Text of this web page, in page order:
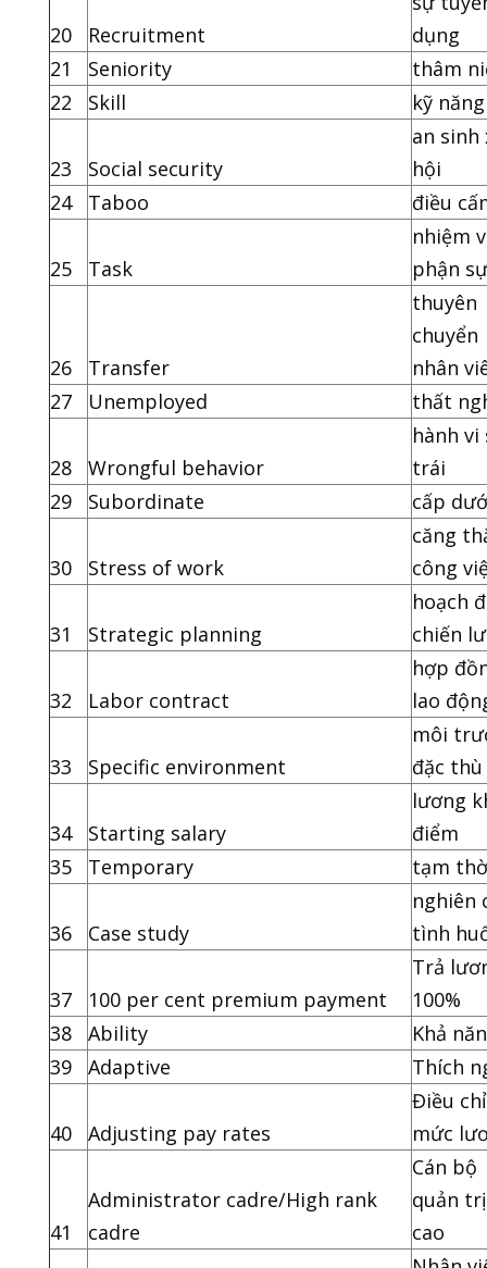
20 Recruitment
dụng
21
Seniority
thâm
22
Skill kỹ năng
23 Social security
an sinh
hội
24
Taboo điều
25 Task
nhiệm
phận sự
26 Transfer
thuyên
chuyển
nhân
27
Unemployed thất
28 Wrongful behavior
hành vi
trái
29
Subordinate cấp
30 Stress of work
căng
công
31 Strategic planning
hoạch
chiến
32 Labor contract
hợp
lao
33 Specific environment
môi
đặc thù
34 Starting salary
lương
điểm
35
Temporary tạm
36 Case study
nghiên
tình
37 100 per cent premium payment
Trả
100%
38
Ability
Khả
39
Adaptive Thích
40 Adjusting pay rates
Điều
mức
41
Administrator cadre/High rank
cadre
Cán bộ
quản
cao